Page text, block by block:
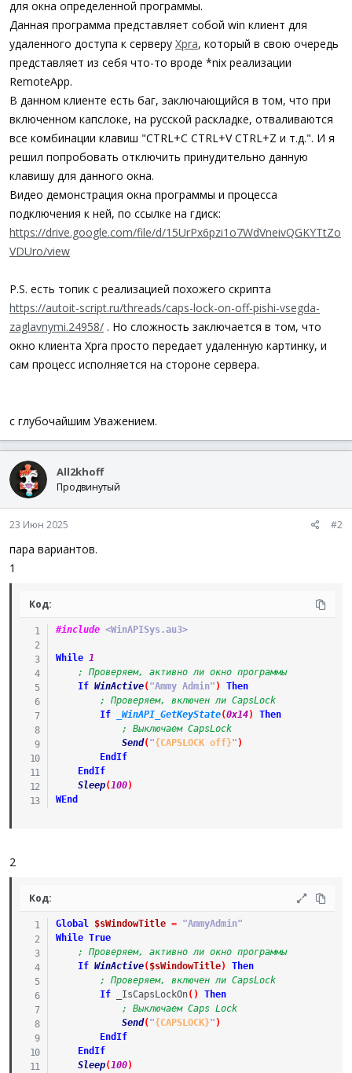
для окна определенной программы.
Данная программа представляет собой win клиент для
удаленного доступа к серверу Xpra, который в свою очередь
представляет из себя что-то вроде *nix реализации
RemoteApp.
В данном клиенте есть баг, заключающийся в том, что при
включенном капслоке, на русской раскладке, отваливаются
все комбинации клавиш "CTRL+C CTRL+V CTRL+Z и т.д.". И я
решил попробовать отключить принудительно данную
клавишу для данного окна.
Видео демонстрация окна программы и процесса
подключения к ней, по ссылке на гдиск:
https://drive.google.com/file/d/15UrPx6pzi1o7WdVneivQGKYTtZo
VDUro/view
P.S. есть топик с реализацией похожего скрипта
https://autoit-script.ru/threads/caps-lock-on-off-pishi-vsegda-
zaglavnymi.24958/ . Но сложность заключается в том, что
окно клиента Xpra просто передает удаленную картинку, и
сам процесс исполняется на стороне сервера.
с глубочайшим Уважением.
All2khoff
Продвинутый
23 Июн 2025 #2
пара вариантов.
1
Код:
#include <WinAPISys.au3>
While 1
; Проверяем, активно ли окно программы
If WinActive( "Ammy Admin" )
Then
; Проверяем, включен ли CapsLock
If
_WinAPI_GetKeyState(0x14)
Then
; Выключаем CapsLock
Send( "{CAPSLOCK off}" )
EndIf
EndIf
Sleep(100)
WEnd
2
Код:
Global $sWindowTitle =
"AmmyAdmin"
While True
; Проверяем, активно ли окно программы
If WinActive( $sWindowTitle)
Then
; Проверяем, включен ли CapsLock
If
_IsCapsLockOn( )
Then
; Выключаем Caps Lock
Send( "{CAPSLOCK}" )
EndIf
EndIf
Sleep(100)